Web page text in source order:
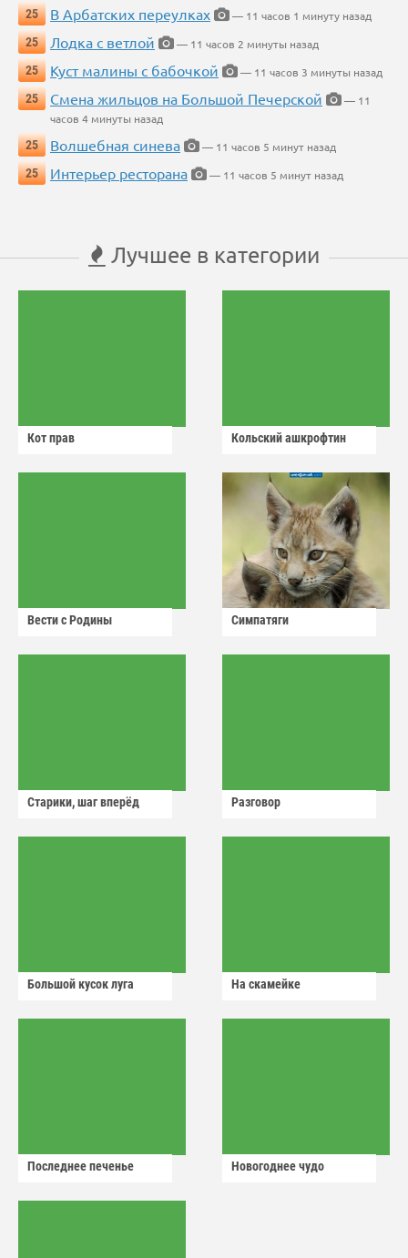
25
В Арбатских переулках
— 11 часов 1 минуту назад
25
Лодка с ветлой
— 11 часов 2 минуты назад
25
Куст малины с бабочкой
— 11 часов 3 минуты назад
25
Смена жильцов на Большой Печерской
— 11
часов 4 минуты назад
25
Волшебная синева
— 11 часов 5 минут назад
25
Интерьер ресторана — 11 часов 5 минут назад
Лучшее в категории
Кот прав Кольский ашкрофтин
Вести с Родины Симпатяги
Старики, шаг вперёд Разговор
Большой кусок луга На скамейке
Последнее печенье Новогоднее чудо